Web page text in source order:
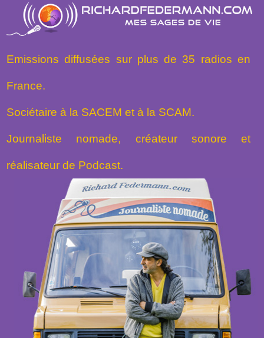
Emissions diffusées sur plus de 35 radios en
France.
Sociétaire à la SACEM et à la SCAM.
Journaliste nomade, créateur sonore et
réalisateur de Podcast.